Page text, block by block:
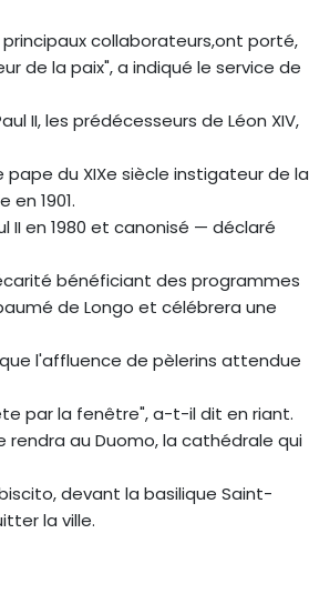
collaborateurs,ont porté,
de la paix", a indiqué le service de
II, les prédécesseurs de Léon XIV,
du XIXe siècle instigateur de la
1901.
en 1980 et canonisé — déclaré
bénéficiant des programmes
de Longo et célébrera une
l'affluence de pèlerins attendue
par la fenêtre", a-t-il dit en riant.
rendra au Duomo, la cathédrale qui
devant la basilique Saint-
la ville.